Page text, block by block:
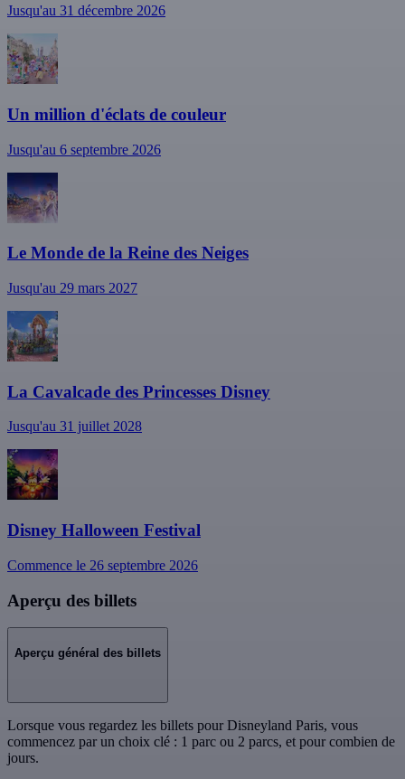
Jusqu'au 31 décembre 2026
Un million d'éclats de couleur
Jusqu'au 6 septembre 2026
Le Monde de la Reine des Neiges
Jusqu'au 29 mars 2027
La Cavalcade des Princesses Disney
Jusqu'au 31 juillet 2028
Disney Halloween Festival
Commence le 26 septembre 2026
Aperçu des billets
Aperçu général des billets
Lorsque vous regardez les billets pour Disneyland Paris, vous
commencez par un choix clé : 1 parc ou 2 parcs, et pour combien de
jours.